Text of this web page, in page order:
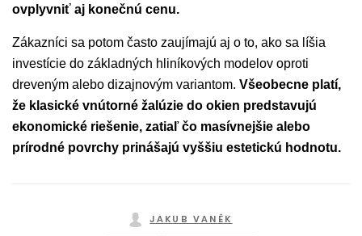
ovplyvniť aj konečnú cenu.
Zákazníci sa potom často zaujímajú aj o to, ako sa líšia
investície do základných hliníkových modelov oproti
dreveným alebo dizajnovým variantom. Všeobecne platí,
že klasické vnútorné žalúzie do okien predstavujú
ekonomické riešenie, zatiaľ čo masívnejšie alebo
prírodné povrchy prinášajú vyššiu estetickú hodnotu.
JAKUB VANĚK